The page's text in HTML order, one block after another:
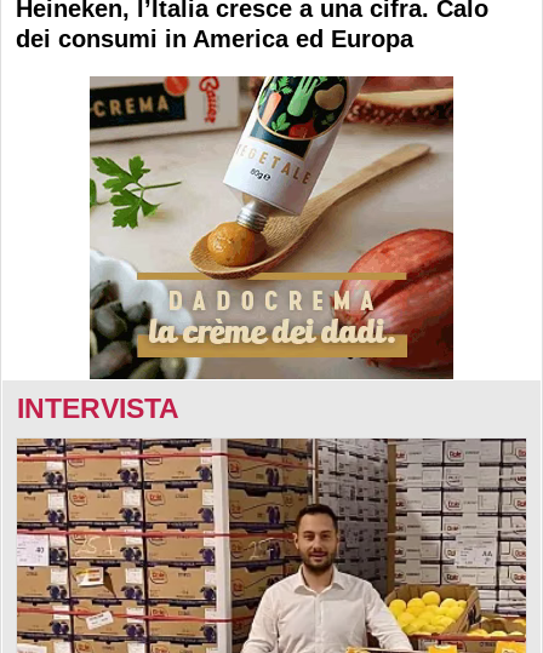
Heineken, l’Italia cresce a una cifra. Calo
dei consumi in America ed Europa
INTERVISTA